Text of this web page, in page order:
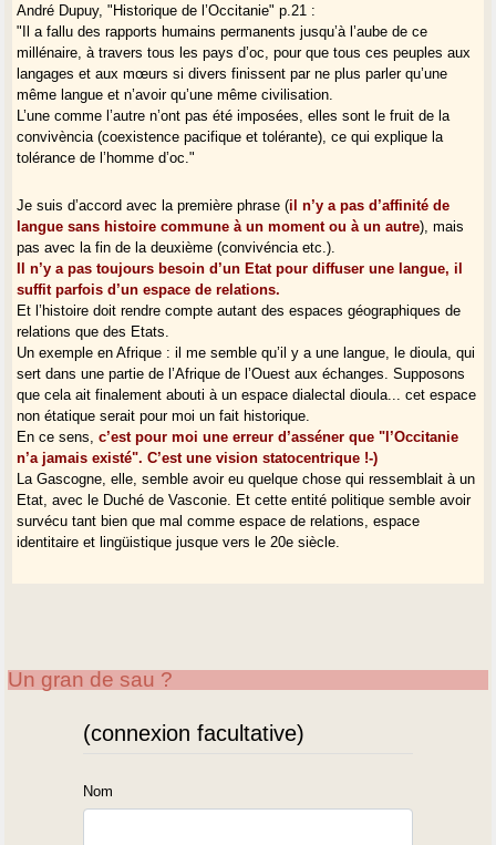
André Dupuy, "Historique de l’Occitanie" p.21 :
"Il a fallu des rapports humains permanents jusqu’à l’aube de ce
millénaire, à travers tous les pays d’oc, pour que tous ces peuples aux
langages et aux mœurs si divers finissent par ne plus parler qu’une
même langue et n’avoir qu’une même civilisation.
L’une comme l’autre n’ont pas été imposées, elles sont le fruit de la
convivència (coexistence pacifique et tolérante), ce qui explique la
tolérance de l’homme d’oc."
Je suis d’accord avec la première phrase (il n’y a pas d’affinité de
langue sans histoire commune à un moment ou à un autre), mais
pas avec la fin de la deuxième (convivéncia etc.).
Il n’y a pas toujours besoin d’un Etat pour diffuser une langue, il
suffit parfois d’un espace de relations.
Et l’histoire doit rendre compte autant des espaces géographiques de
relations que des Etats.
Un exemple en Afrique : il me semble qu’il y a une langue, le dioula, qui
sert dans une partie de l’Afrique de l’Ouest aux échanges. Supposons
que cela ait finalement abouti à un espace dialectal dioula... cet espace
non étatique serait pour moi un fait historique.
En ce sens,c’est pour moi une erreur d’asséner que "l’Occitanie
n’a jamais existé". C’est une vision statocentrique !-)
La Gascogne, elle, semble avoir eu quelque chose qui ressemblait à un
Etat, avec le Duché de Vasconie. Et cette entité politique semble avoir
survécu tant bien que mal comme espace de relations, espace
identitaire et lingüistique jusque vers le 20e siècle.
Un gran de sau ?
(connexion facultative)
Nom